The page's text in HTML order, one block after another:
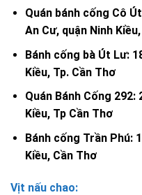
Quán bánh cống Cô
An Cư, quận Ninh
Bánh cống bà Út Lư:
Kiều, Tp. Cần Thơ
Quán Bánh Cống
Kiều, Tp Cần Thơ
Bánh cống Trần Phú:
Kiều, Cần Thơ
Vịt nấu chao: